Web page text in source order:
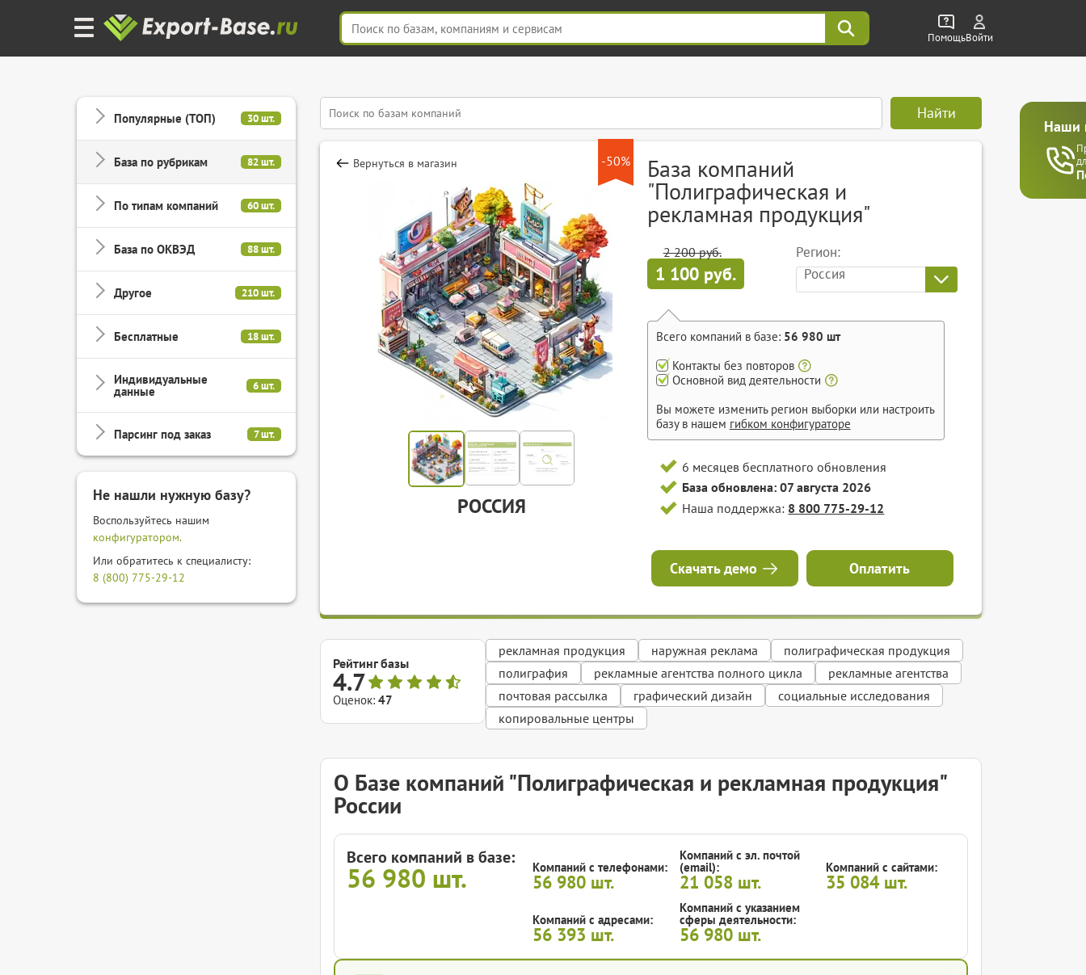
ПомощьВойти
Наши
Популярные (ТОП) 30 шт.
База по рубрикам 82 шт.
По типам компаний 60 шт.
База по ОКВЭД 88 шт.
Другое 210 шт.
Бесплатные 18 шт.
Индивидуальные
данные 6 шт.
Парсинг под заказ 7 шт.
Не нашли нужную базу?
Воспользуйтесь нашим
конфигуратором.
Или обратитесь к специалисту:
8 (800) 775-29-12
Найти
-50%
Вернуться в магазин
РОССИЯ
База компаний
"Полиграфическая и
рекламная продукция"
2 200 руб.
1 100 руб.
Регион:
Россия
Всего компаний в базе: 56 980 шт
Контакты без повторов
Основной вид деятельности
Вы можете изменить регион выборки или настроить
базу в нашем гибком конфигураторе
6 месяцев бесплатного обновления
База обновлена: 07 августа 2026
Наша поддержка: 8 800 775-29-12
Скачать демо Оплатить
Рейтинг базы
4.7
Оценок:47
рекламная продукция наружная реклама
полиграфическая продукция
полиграфия
рекламные агентства полного цикла
рекламные агентства
почтовая рассылка
графический дизайн
социальные исследования
копировальные центры
О Базе компаний "Полиграфическая и рекламная продукция"
России
Всего компаний в базе:
56 980 шт. Компаний с телефонами:
56 980 шт.
Компаний с эл. почтой
(email):
21 058 шт.
Компаний с сайтами:
35 084 шт.
Компаний с адресами:
56 393 шт.
Компаний с указанием
сферы деятельности:
56 980 шт.